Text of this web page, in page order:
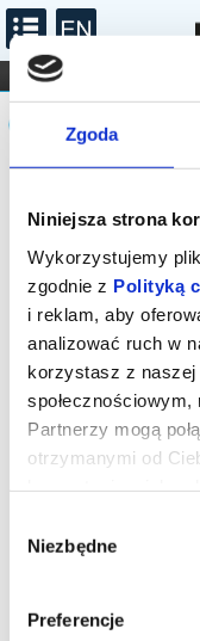
Zgoda
Niniejsza strona
Wykorzystujemy
zgodnie z Polityką
i reklam, aby
analizować ruch w
korzystasz z naszej
Partnerzy mogą
otrzymanymi od
zgody
Niezbędne
Preferencje
KONCERTY
Komunikat
została